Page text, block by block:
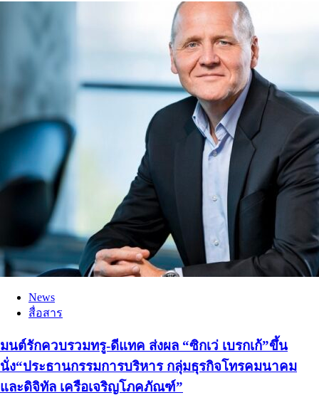
News
สื่อสาร
มนต์รักควบรวมทรู-ดีแทค ส่งผล “ซิกเว่ เบรกเก้”ขึ้น
นั่ง“ประธานกรรมการบริหาร กลุ่มธุรกิจโทรคมนาคม
และดิจิทัล เครือเจริญโภคภัณฑ์”